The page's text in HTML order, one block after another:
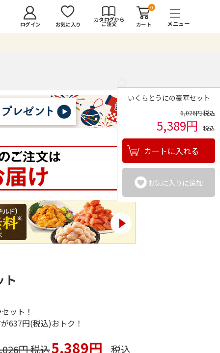
ログイン お気に入り
カタログから
ご注文
0
カート
いくらとうにの豪華セット
6,026円 税込
5,389円 税込
カートに入れる
お気に入りに追加
ト
ット！
637円(税込)おトク！
円 税込5,389円 税込